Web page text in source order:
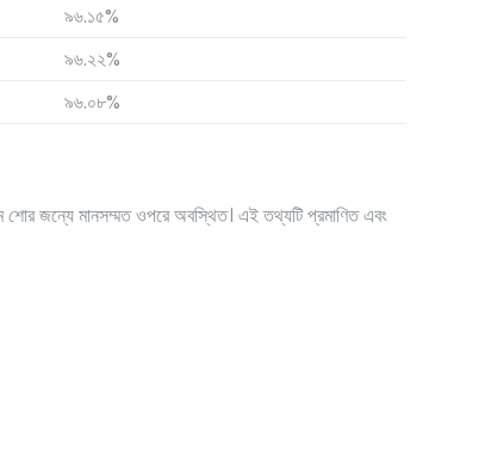
৯৬.১৫%
৯৬.২২%
৯৬.০৮%
শোর জন্যে মানসম্মত ওপরে অবস্থিত। এই তথ্যটি প্রমাণিত এবং